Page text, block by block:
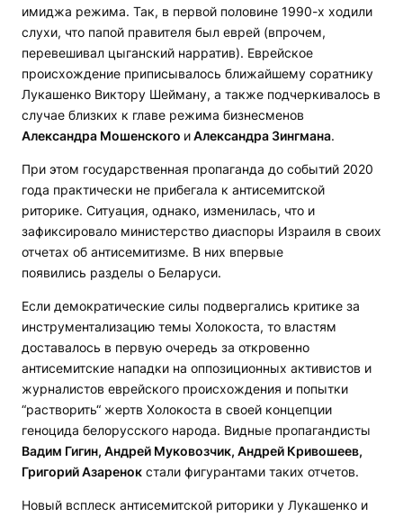
имиджа режима. Так, в первой половине 1990-х ходили
слухи, что папой правителя был еврей (впрочем,
перевешивал цыганский нарратив). Еврейское
происхождение приписывалось ближайшему соратнику
Лукашенко Виктору Шейману, а также подчеркивалось в
случае близких к главе режима бизнесменов
Александра Мошенского иАлександра Зингмана.
При этом государственная пропаганда до событий 2020
года практически не прибегала к антисемитской
риторике. Ситуация, однако, изменилась, что и
зафиксировало министерство диаспоры Израиля в своих
отчетах об антисемитизме. В них впервые
появились разделы о Беларуси.
Если демократические силы подвергались критике за
инструментализацию темы Холокоста, то властям
доставалось в первую очередь за откровенно
антисемитские нападки на оппозиционных активистов и
журналистов еврейского происхождения и попытки
“растворить“ жертв Холокоста в своей концепции
геноцида белорусского народа. Видные пропагандисты
Вадим Гигин, Андрей Муковозчик, Андрей Кривошеев,
Григорий Азаренок стали фигурантами таких отчетов.
Новый всплеск антисемитской риторики у Лукашенко и